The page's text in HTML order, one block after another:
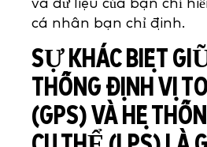
và dữ liệu của bạn chỉ
cá nhân bạn chỉ định.
SỰ KHÁC BIỆT
THỐNG ĐỊNH VỊ
(GPS) VÀ HỆ